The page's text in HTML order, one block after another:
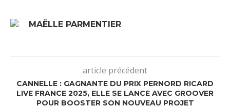
MAËLLE PARMENTIER
article précédent
CANNELLE : GAGNANTE DU PRIX PERNORD RICARD
LIVE FRANCE 2025, ELLE SE LANCE AVEC GROOVER
POUR BOOSTER SON NOUVEAU PROJET